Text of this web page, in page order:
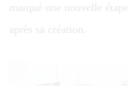
marqué une nouvelle
après sa création.